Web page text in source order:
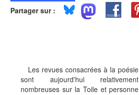
Partager sur :
Les revues consacrées à la poésie
sont aujourd'hui relativement
nombreuses sur la Toile et personne